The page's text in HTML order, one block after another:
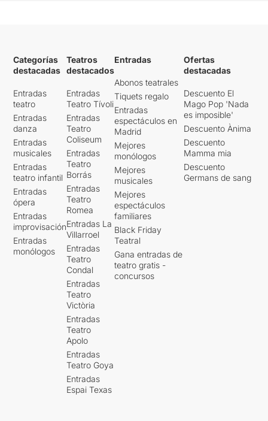
Categorías
destacadas
Entradas
teatro
Entradas
danza
Entradas
musicales
Entradas
teatro infantil
Entradas
ópera
Entradas
improvisación
Entradas
monólogos
Teatros
destacados
Entradas
Teatro Tívoli
Entradas
Teatro
Coliseum
Entradas
Teatro
Borrás
Entradas
Teatro
Romea
Entradas La
Villarroel
Entradas
Teatro
Condal
Entradas
Teatro
Victòria
Entradas
Teatro
Apolo
Entradas
Teatro Goya
Entradas
Espai Texas
Entradas
Abonos teatrales
Tiquets regalo
Entradas
espectáculos en
Madrid
Mejores
monólogos
Mejores
musicales
Mejores
espectáculos
familiares
Black Friday
Teatral
Gana entradas de
teatro gratis -
concursos
Ofertas
destacadas
Descuento El
Mago Pop 'Nada
es imposible'
Descuento Ànima
Descuento
Mamma mia
Descuento
Germans de sang